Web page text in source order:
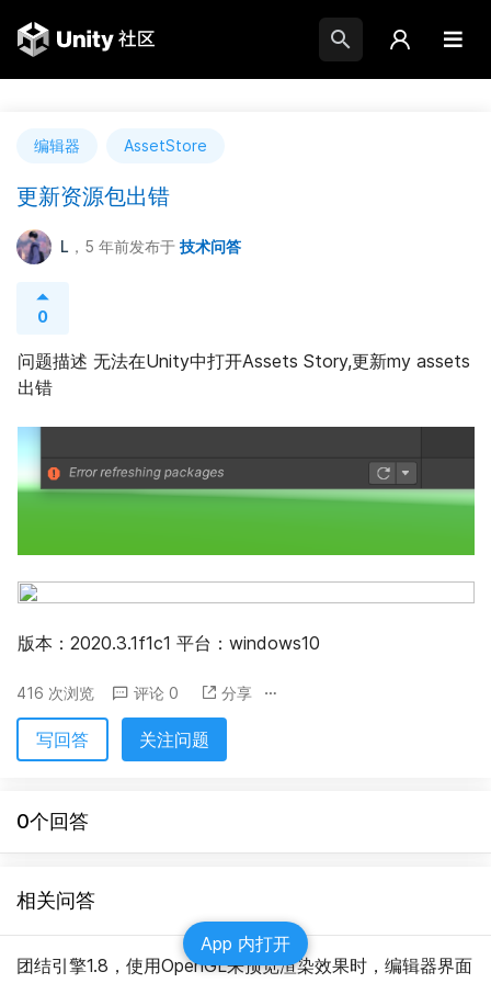
编辑器 AssetStore
更新资源包出错
L ，5 年前发布于 技术问答
0
问题描述 无法在Unity中打开Assets Story,更新my assets
出错
版本：2020.3.1f1c1 平台：windows10
416 次浏览 评论 0 分享
写回答 关注问题
0个回答
相关问答
团结引擎1.8，使用OpenGL来预览渲染效果时，编辑器界面
App 内打开